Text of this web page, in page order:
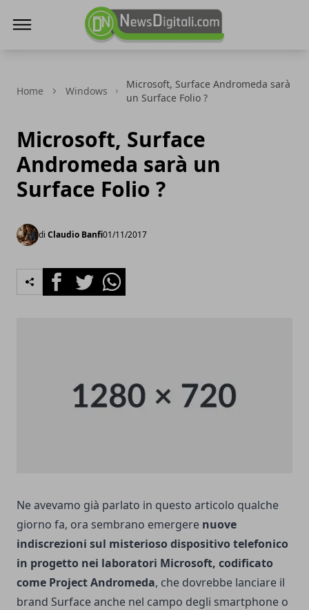
Home Windows
Microsoft, Surface Andromeda sarà
un Surface Folio ?
Microsoft, Surface
Andromeda sarà un
Surface Folio ?
di Claudio Banfi01/11/2017
FacebookTwitterWhatsapp
Ne avevamo già parlato in questo articolo qualche
giorno fa, ora sembrano emergere nuove
indiscrezioni sul misterioso dispositivo telefonico
in progetto nei laboratori Microsoft, codificato
come Project Andromeda, che dovrebbe lanciare il
brand Surface anche nel campo degli smartphone o